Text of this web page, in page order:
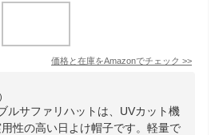
価格と在庫をAmazonでチェック >>
ルサファリハットは、UVカット機
性の高い日よけ帽子です。軽量で